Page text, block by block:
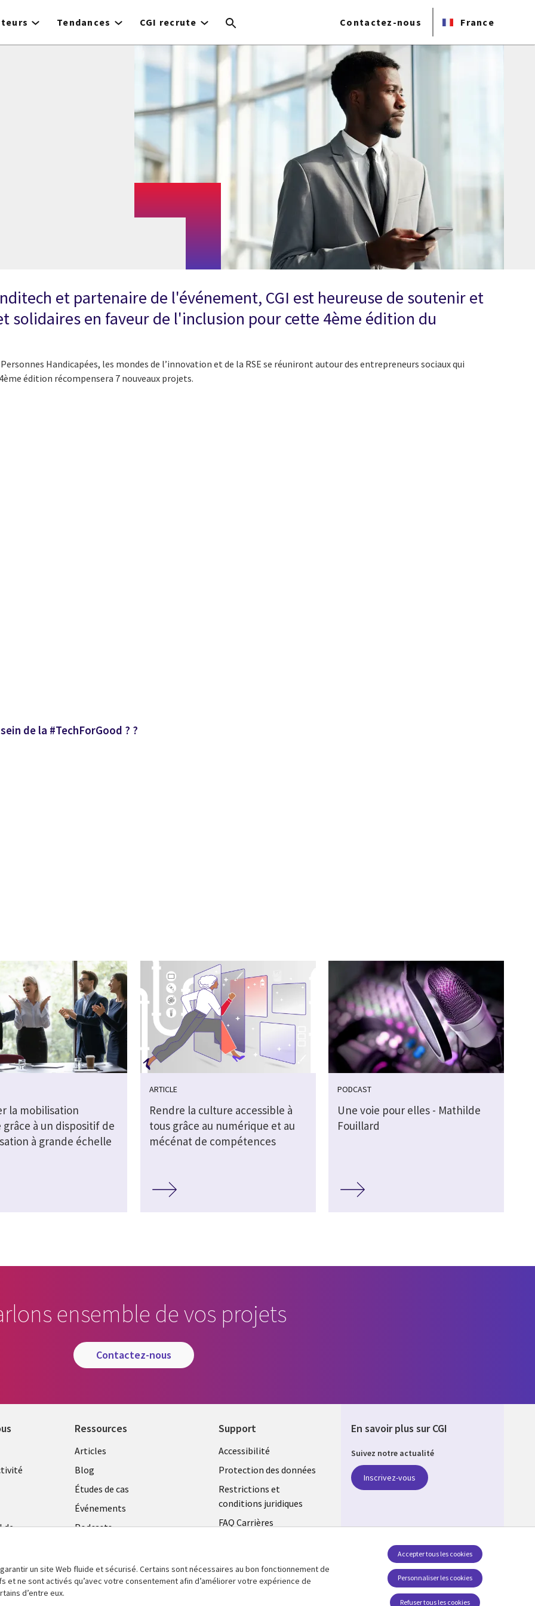
Tendances CGI recrute Contactez-nous France
et partenaire de l'événement, CGI est heureuse de soutenir et
solidaires en faveur de l'inclusion pour cette 4ème édition du
Handicapées, les mondes de l’innovation et de la RSE se réuniront autour des entrepreneurs sociaux qui
édition récompensera 7 nouveaux projets.
de la #TechForGood ? ?
on Print
la mobilisation
grâce à un dispositif de
à grande échelle
ARTICLE
Rendre la culture accessible à
tous grâce au numérique et au
mécénat de compétences
PODCAST
Une voie pour elles - Mathilde
Fouillard
ensemble de vos projets
contactez-nous
de
Ressources
Library
Links
FRANCE
Articles
Blog
Études de cas
Événements
Podcasts
Vidéos
En voir plus
Support
Legal
FRANCE
Accessibilité
Protection des données
Restrictions et
conditions juridiques
FAQ Carrières
En savoir plus sur CGI
Suivez notre actualité
Inscrivez-vous
Retrouvez-nous sur les réseaux
Social Media FRANCE
un site Web fluide et sécurisé. Certains sont nécessaires au bon fonctionnement de
ne sont activés qu’avec votre consentement afin d’améliorer votre expérience de
d’entre eux.
Personnaliser les cookies
Accepter tous les cookies
Refuser tous les cookies